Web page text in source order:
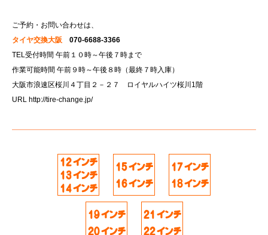
ご予約・お問い合わせは、
タイヤ交換大阪 070-6688-3366
TEL受付時間 午前１０時～午後７時まで
作業可能時間 午前９時～午後８時（最終７時入庫）
大阪市浪速区桜川４丁目２－２７ ロイヤルハイツ桜川1階
URL http://tire-change.jp/